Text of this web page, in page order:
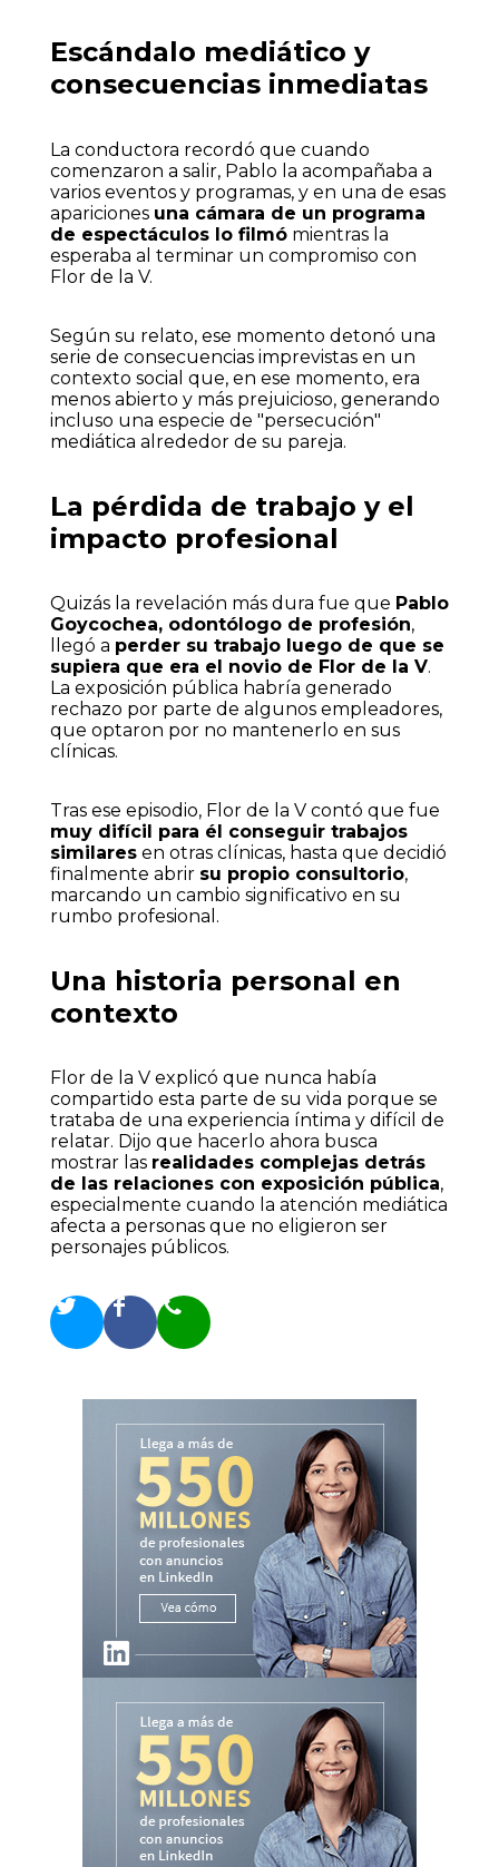
Escándalo mediático y
consecuencias inmediatas
La conductora recordó que cuando
comenzaron a salir, Pablo la acompañaba a
varios eventos y programas, y en una de esas
apariciones una cámara de un programa
de espectáculos lo filmómientras la
esperaba al terminar un compromiso con
Flor de la V.
Según su relato, ese momento detonó una
serie de consecuencias imprevistas en un
contexto social que, en ese momento, era
menos abierto y más prejuicioso, generando
incluso una especie de "persecución"
mediática alrededor de su pareja.
La pérdida de trabajo y el
impacto profesional
Quizás la revelación más dura fue que Pablo
Goycochea, odontólogo de profesión,
llegó a perder su trabajo luego de que se
supiera que era el novio de Flor de la V.
La exposición pública habría generado
rechazo por parte de algunos empleadores,
que optaron por no mantenerlo en sus
clínicas.
Tras ese episodio, Flor de la V contó que fue
muy difícil para él conseguir trabajos
similaresen otras clínicas, hasta que decidió
finalmente abrir su propio consultorio,
marcando un cambio significativo en su
rumbo profesional.
Una historia personal en
contexto
Flor de la V explicó que nunca había
compartido esta parte de su vida porque se
trataba de una experiencia íntima y difícil de
relatar. Dijo que hacerlo ahora busca
mostrar las realidades complejas detrás
de las relaciones con exposición pública,
especialmente cuando la atención mediática
afecta a personas que no eligieron ser
personajes públicos.